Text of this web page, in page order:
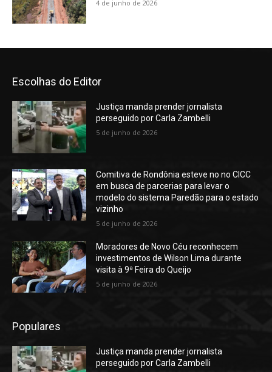
4 de junho de 2026
Escolhas do Editor
Justiça manda prender jornalista
perseguido por Carla Zambelli
5 de junho de 2026
Comitiva de Rondônia esteve no no CICC
em busca de parcerias para levar o
modelo do sistema Paredão para o estado
vizinho
5 de junho de 2026
Moradores de Novo Céu reconhecem
investimentos de Wilson Lima durante
visita à 9ª Feira do Queijo
5 de junho de 2026
Populares
Justiça manda prender jornalista
perseguido por Carla Zambelli